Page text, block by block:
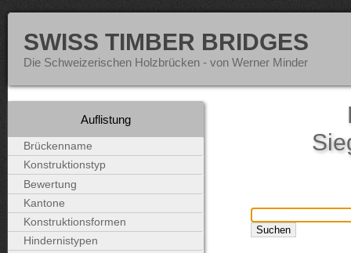
SWISS TIMBER BRIDGES
Die Schweizerischen Holzbrücken - von Werner Minder
Auflistung
Brückenname
Konstruktionstyp
Bewertung
Kantone
Konstruktionsformen
Hindernistypen